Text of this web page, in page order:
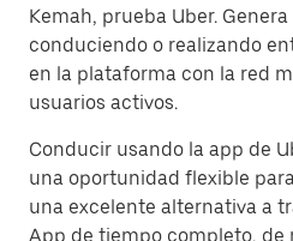
Kemah, prueba Uber.
conduciendo o realizando
en la plataforma con la red
usuarios activos.
Conducir usando la app de
una oportunidad flexible
una excelente alternativa a
App de tiempo completo, de